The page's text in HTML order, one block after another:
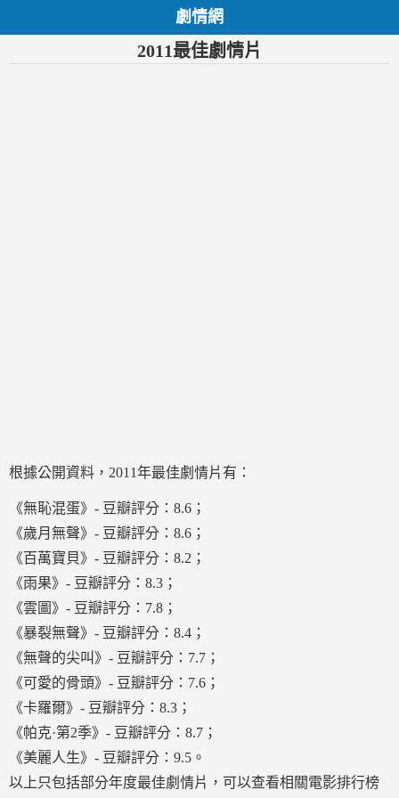
劇情網
2011最佳劇情片
根據公開資料，2011年最佳劇情片有：
《無恥混蛋》- 豆瓣評分：8.6；
《歲月無聲》- 豆瓣評分：8.6；
《百萬寶貝》- 豆瓣評分：8.2；
《雨果》- 豆瓣評分：8.3；
《雲圖》- 豆瓣評分：7.8；
《暴裂無聲》- 豆瓣評分：8.4；
《無聲的尖叫》- 豆瓣評分：7.7；
《可愛的骨頭》- 豆瓣評分：7.6；
《卡羅爾》- 豆瓣評分：8.3；
《帕克·第2季》- 豆瓣評分：8.7；
《美麗人生》- 豆瓣評分：9.5。
以上只包括部分年度最佳劇情片，可以查看相關電影排行榜